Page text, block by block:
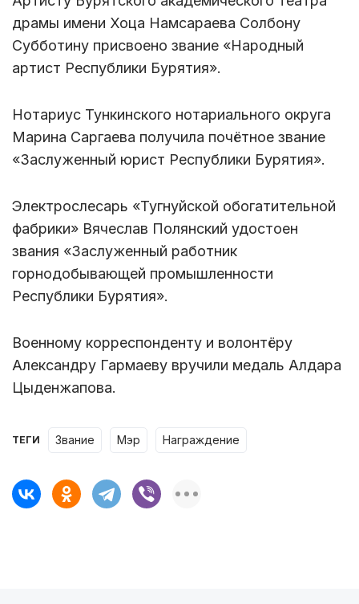
драмы имени Хоца Намсараева Солбону
Субботину присвоено звание «Народный
артист Республики Бурятия».
Нотариус Тункинского нотариального округа
Марина Саргаева получила почётное звание
«Заслуженный юрист Республики Бурятия».
Электрослесарь «Тугнуйской обогатительной
фабрики» Вячеслав Полянский удостоен
звания «Заслуженный работник
горнодобывающей промышленности
Республики Бурятия».
Военному корреспонденту и волонтёру
Александру Гармаеву вручили медаль Алдара
Цыденжапова.
ТЕГИ звание мэр награждение